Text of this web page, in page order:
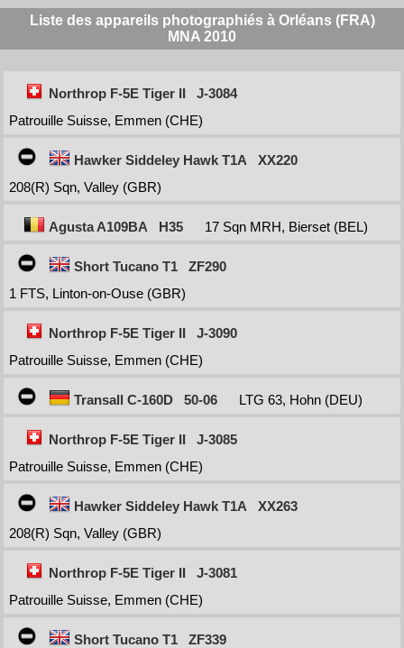
Liste des appareils photographiés à Orléans (FRA)
MNA 2010
Northrop F-5E Tiger II
J-3084
Patrouille Suisse, Emmen (CHE)
Hawker Siddeley Hawk T1A
XX220
208(R) Sqn, Valley (GBR)
Agusta A109BA H35 17 Sqn MRH, Bierset (BEL)
Short Tucano T1
ZF290
1 FTS, Linton-on-Ouse (GBR)
Northrop F-5E Tiger II
J-3090
Patrouille Suisse, Emmen (CHE)
Transall C-160D 50-06 LTG 63, Hohn (DEU)
Northrop F-5E Tiger II
J-3085
Patrouille Suisse, Emmen (CHE)
Hawker Siddeley Hawk T1A
XX263
208(R) Sqn, Valley (GBR)
Northrop F-5E Tiger II
J-3081
Patrouille Suisse, Emmen (CHE)
Short Tucano T1
ZF339